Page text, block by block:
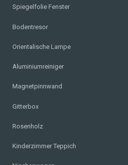
Spiegelfolie Fenster
Bodentresor
Orientalische Lampe
Aluminiumreiniger
Magnetpinnwand
Gitterbox
Rosenholz
Kinderzimmer Teppich